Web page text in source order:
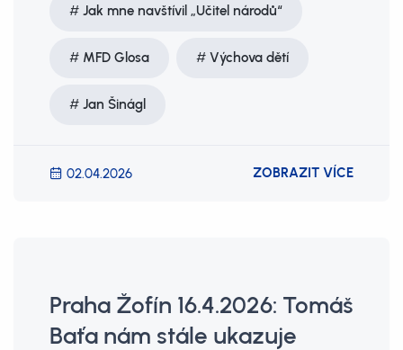
Jak mne navštívil „Učitel národů“
MFD Glosa Výchova dětí
Jan Šinágl
02.04.2026 ZOBRAZIT VÍCE
Praha Žofín 16.4.2026: Tomáš
Baťa nám stále ukazuje